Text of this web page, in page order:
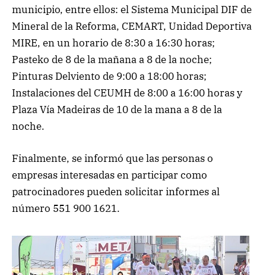
municipio, entre ellos: el Sistema Municipal DIF de
Mineral de la Reforma, CEMART, Unidad Deportiva
MIRE, en un horario de 8:30 a 16:30 horas;
Pasteko de 8 de la mañana a 8 de la noche;
Pinturas Delviento de 9:00 a 18:00 horas;
Instalaciones del CEUMH de 8:00 a 16:00 horas y
Plaza Vía Madeiras de 10 de la mana a 8 de la
noche.
Finalmente, se informó que las personas o
empresas interesadas en participar como
patrocinadores pueden solicitar informes al
número 551 900 1621.